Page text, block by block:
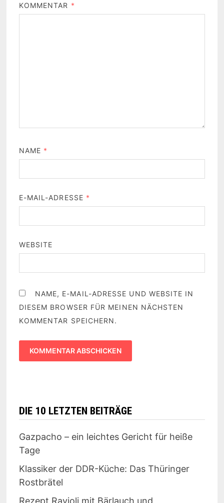
KOMMENTAR *
NAME *
E-MAIL-ADRESSE *
WEBSITE
NAME, E-MAIL-ADRESSE UND WEBSITE IN
DIESEM BROWSER FÜR MEINEN NÄCHSTEN
KOMMENTAR SPEICHERN.
DIE 10 LETZTEN BEITRÄGE
Gazpacho – ein leichtes Gericht für heiße
Tage
Klassiker der DDR-Küche: Das Thüringer
Rostbrätel
Rezept Ravioli mit Bärlauch und